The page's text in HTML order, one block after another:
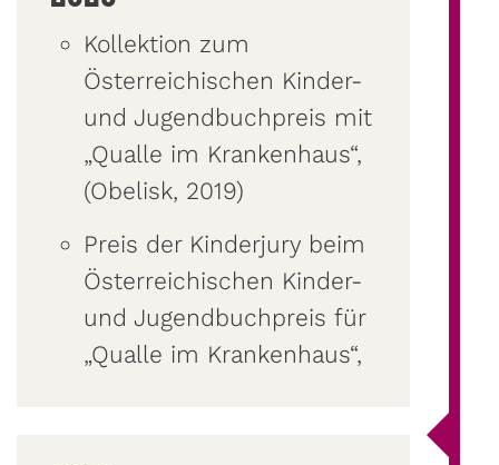
Kollektion zum
Österreichischen Kinder-
und Jugendbuchpreis mit
„Qualle im Krankenhaus“,
(Obelisk, 2019)
Preis der Kinderjury beim
Österreichischen Kinder-
und Jugendbuchpreis für
„Qualle im Krankenhaus“,